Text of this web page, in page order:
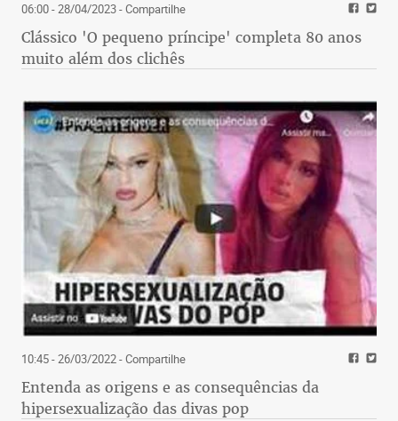
06:00 - 28/04/2023- Compartilhe
Clássico 'O pequeno príncipe' completa 80 anos
muito além dos clichês
10:45 - 26/03/2022- Compartilhe
Entenda as origens e as consequências da
hipersexualização das divas pop